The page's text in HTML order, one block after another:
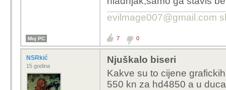
evilmage007@gmail.com
Moj PC 7 0
NSRkić
15 godina
Njuškalo biseri
Kakve su to cijene
550 kn za hd4850 a u